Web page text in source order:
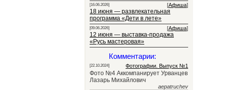
[16.06.2026] [Афиша]
18 июня — развлекательная
программа «Дети в лете»
[09.06.2026] [Афиша]
12 июня — выставка-продажа
«Русь мастеровая»
Комментарии:
[22.10.2024] Фотографии. Выпуск №1
Фото №4 Аккомпанирует Урванцев
Лазарь Михайлович
aepatruchev